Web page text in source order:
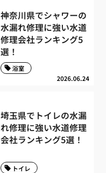
神奈川県でシャワーの
水漏れ修理に強い水道
修理会社ランキング5
選！
2026.06.24
浴室
埼玉県でトイレの水漏
れ修理に強い水道修理
会社ランキング5選！
トイレ